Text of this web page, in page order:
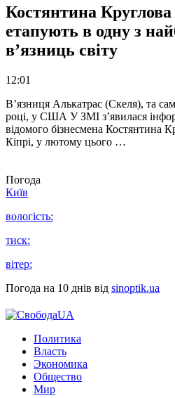
Костянтина Круглова
етапують в одну з
в’язниць світу
12:01
В’язниця Алькатрас (Скеля), та
році, у США У ЗМІ з’явилася
відомого бізнесмена Костянтина
Кіпрі, у лютому цього …
Погода
Київ
вологість:
тиск:
вітер:
Погода на 10 днів від sinoptik.ua
Политика
Власть
Экономика
Общество
Мир